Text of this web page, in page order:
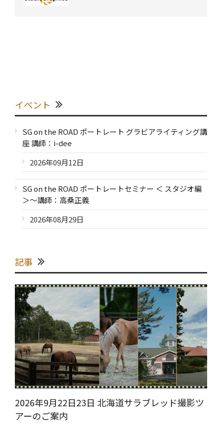
イベント
SG on the ROAD ポートレート グラビアライティング講
座 講師：i-dee
2026年09月12日
SG on the ROAD ポートレートセミナー ＜ スタジオ編
＞～講師：高桑正義
2026年08月29日
記事
2026年9月22日23日 北海道サラブレッド撮影ツ
アーのご案内